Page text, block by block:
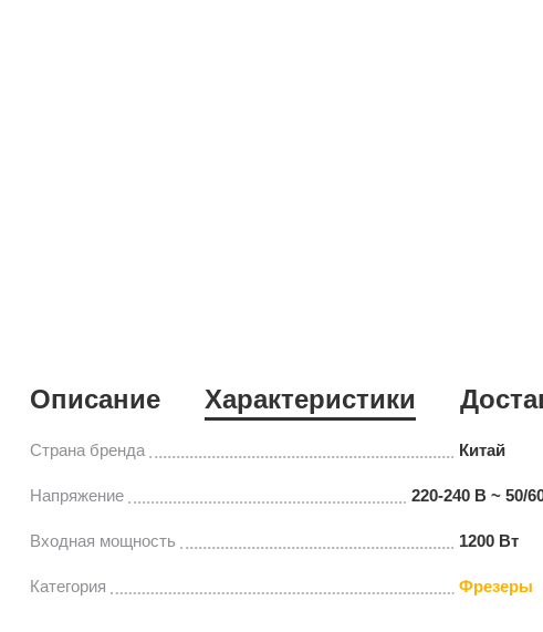
Описание Характеристики
Страна бренда Китай
Напряжение 220-240 В ~ 50/
Входная мощность 1200 Вт
Категория Фрезеры